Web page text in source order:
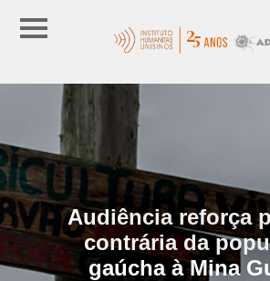
Audiência reforça
contrária da
gaúcha à Mina